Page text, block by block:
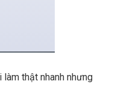
thật nhanh nhưng